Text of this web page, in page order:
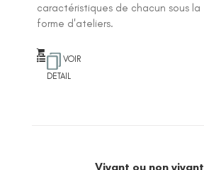
caractéristiques de chacun sous la
forme d'ateliers.
VOIR
DETAIL
Vivant ou non vivant